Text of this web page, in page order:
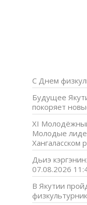
С Днем
Будущее
покоряет
XI
Молодые
Хангаласском
Дьиэ
07.08.2026
В Якутии